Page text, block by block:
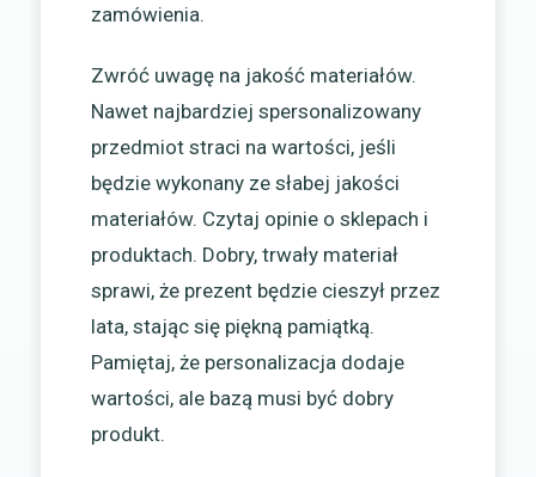
zamówienia.
Zwróć uwagę na jakość materiałów.
Nawet najbardziej spersonalizowany
przedmiot straci na wartości, jeśli
będzie wykonany ze słabej jakości
materiałów. Czytaj opinie o sklepach i
produktach. Dobry, trwały materiał
sprawi, że prezent będzie cieszył przez
lata, stając się piękną pamiątką.
Pamiętaj, że personalizacja dodaje
wartości, ale bazą musi być dobry
produkt.